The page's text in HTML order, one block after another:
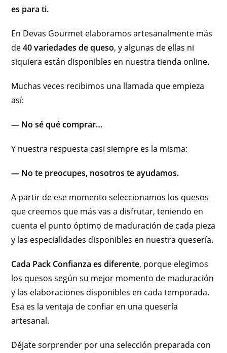
es para ti.
En Devas Gourmet elaboramos artesanalmente más
de40 variedades de queso, y algunas de ellas ni
siquiera están disponibles en nuestra tienda online.
Muchas veces recibimos una llamada que empieza
así:
— No sé qué comprar…
Y nuestra respuesta casi siempre es la misma:
— No te preocupes, nosotros te ayudamos.
A partir de ese momento seleccionamos los quesos
que creemos que más vas a disfrutar, teniendo en
cuenta el punto óptimo de maduración de cada pieza
y las especialidades disponibles en nuestra quesería.
Cada Pack Confianza es diferente, porque elegimos
los quesos según su mejor momento de maduración
y las elaboraciones disponibles en cada temporada.
Esa es la ventaja de confiar en una quesería
artesanal.
Déjate sorprender por una selección preparada con